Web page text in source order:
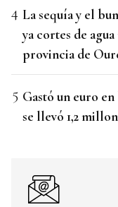
La sequía y el
ya cortes de
provincia de
Gastó un euro
se llevó 1,2